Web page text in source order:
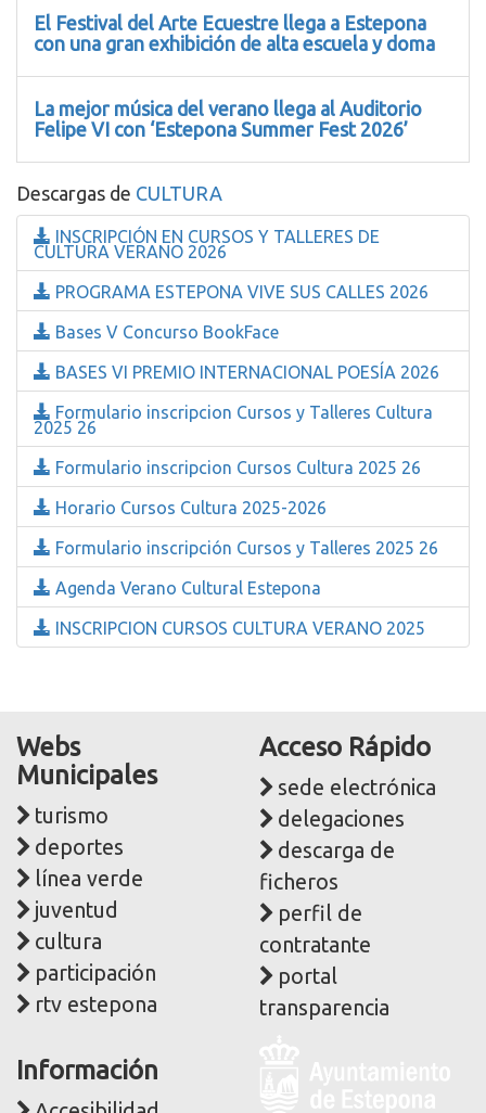
El Festival del Arte Ecuestre llega a Estepona
con una gran exhibición de alta escuela y doma
La mejor música del verano llega al Auditorio
Felipe VI con ‘Estepona Summer Fest 2026’
Descargas de CULTURA
INSCRIPCIÓN EN CURSOS Y TALLERES DE
CULTURA VERANO 2026
PROGRAMA ESTEPONA VIVE SUS CALLES 2026
Bases V Concurso BookFace
BASES VI PREMIO INTERNACIONAL POESÍA 2026
Formulario inscripcion Cursos y Talleres Cultura
2025 26
Formulario inscripcion Cursos Cultura 2025 26
Horario Cursos Cultura 2025-2026
Formulario inscripción Cursos y Talleres 2025 26
Agenda Verano Cultural Estepona
INSCRIPCION CURSOS CULTURA VERANO 2025
Webs
Municipales
turismo
deportes
línea verde
juventud
cultura
participación
rtv estepona
Acceso Rápido
sede electrónica
delegaciones
descarga de
ficheros
perfil de
contratante
portal
transparencia
Información